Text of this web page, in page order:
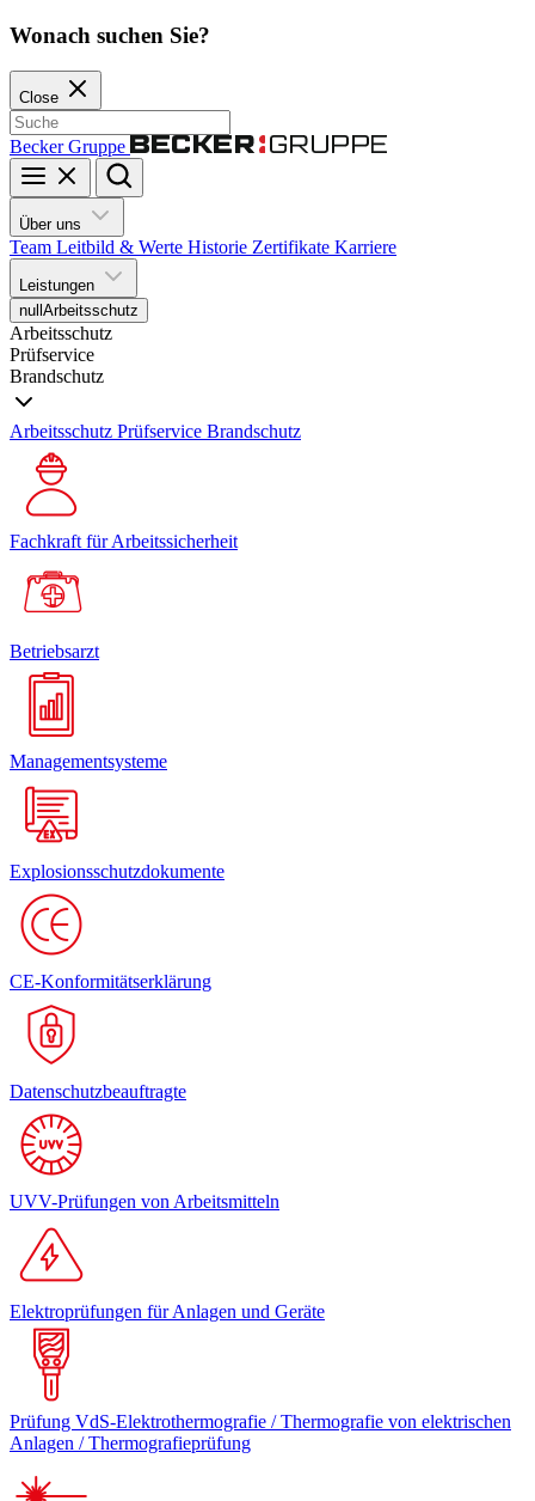
Wonach suchen Sie?
Close
Becker Gruppe
Über uns
Team Leitbild & Werte Historie Zertifikate Karriere
Leistungen
null Arbeitsschutz
Arbeitsschutz
Prüfservice
Brandschutz
Arbeitsschutz Prüfservice Brandschutz
Fachkraft für Arbeitssicherheit
Betriebsarzt
Managementsysteme
Explosionsschutzdokumente
CE-Konformitätserklärung
Datenschutzbeauftragte
UVV-Prüfungen von Arbeitsmitteln
Elektroprüfungen für Anlagen und Geräte
Prüfung VdS-Elektrothermografie / Thermografie von elektrischen
Anlagen / Thermografieprüfung